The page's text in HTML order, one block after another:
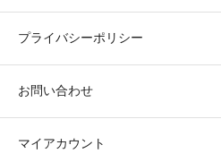
プライバシーポリシー
お問い合わせ
マイアカウント